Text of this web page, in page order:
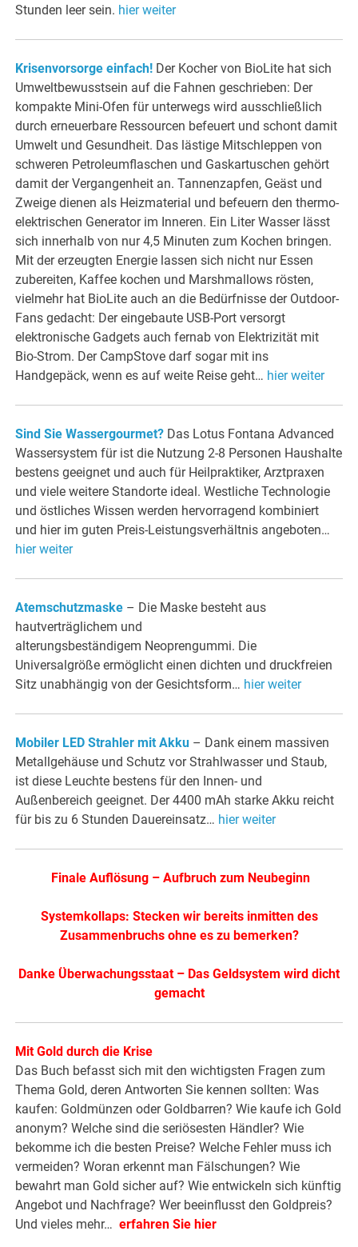
Stunden leer sein. hier weiter
Krisenvorsorge einfach! Der Kocher von BioLite hat sich
Umweltbewusstsein auf die Fahnen geschrieben: Der
kompakte Mini-Ofen für unterwegs wird ausschließlich
durch erneuerbare Ressourcen befeuert und schont damit
Umwelt und Gesundheit. Das lästige Mitschleppen von
schweren Petroleumflaschen und Gaskartuschen gehört
damit der Vergangenheit an. Tannenzapfen, Geäst und
Zweige dienen als Heizmaterial und befeuern den thermo-
elektrischen Generator im Inneren. Ein Liter Wasser lässt
sich innerhalb von nur 4,5 Minuten zum Kochen bringen.
Mit der erzeugten Energie lassen sich nicht nur Essen
zubereiten, Kaffee kochen und Marshmallows rösten,
vielmehr hat BioLite auch an die Bedürfnisse der Outdoor-
Fans gedacht: Der eingebaute USB-Port versorgt
elektronische Gadgets auch fernab von Elektrizität mit
Bio-Strom. Der CampStove darf sogar mit ins
Handgepäck, wenn es auf weite Reise geht… hier weiter
Sind Sie Wassergourmet? Das Lotus Fontana Advanced
Wassersystem für ist die Nutzung 2-8 Personen Haushalte
bestens geeignet und auch für Heilpraktiker, Arztpraxen
und viele weitere Standorte ideal. Westliche Technologie
und östliches Wissen werden hervorragend kombiniert
und hier im guten Preis-Leistungsverhältnis angeboten…
hier weiter
Atemschutzmaske – Die Maske besteht aus
hautverträglichem und
alterungsbeständigem Neoprengummi. Die
Universalgröße ermöglicht einen dichten und druckfreien
Sitz unabhängig von der Gesichtsform… hier weiter
Mobiler LED Strahler mit Akku – Dank einem massiven
Metallgehäuse und Schutz vor Strahlwasser und Staub,
ist diese Leuchte bestens für den Innen- und
Außenbereich geeignet. Der 4400 mAh starke Akku reicht
für bis zu 6 Stunden Dauereinsatz… hier weiter
Finale Auflösung – Aufbruch zum Neubeginn
Systemkollaps: Stecken wir bereits inmitten des
Zusammenbruchs ohne es zu bemerken?
Danke Überwachungsstaat – Das Geldsystem wird dicht
gemacht
Mit Gold durch die Krise
Das Buch befasst sich mit den wichtigsten Fragen zum
Thema Gold, deren Antworten Sie kennen sollten: Was
kaufen: Goldmünzen oder Goldbarren? Wie kaufe ich Gold
anonym? Welche sind die seriösesten Händler? Wie
bekomme ich die besten Preise? Welche Fehler muss ich
vermeiden? Woran erkennt man Fälschungen? Wie
bewahrt man Gold sicher auf? Wie entwickeln sich künftig
Angebot und Nachfrage? Wer beeinflusst den Goldpreis?
Und vieles mehr…erfahren Sie hier